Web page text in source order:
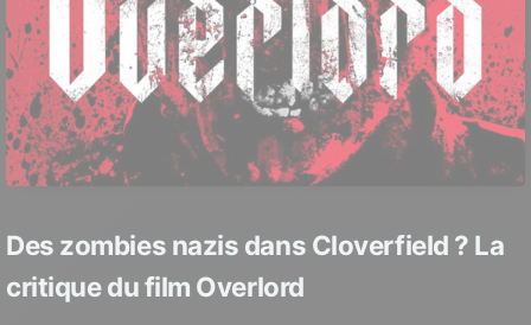
Des zombies nazis dans Cloverfield ? La
critique du film Overlord